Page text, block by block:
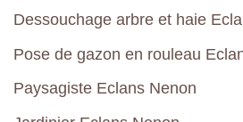
Dessouchage arbre et haie
Pose de gazon en rouleau
Paysagiste Eclans Nenon